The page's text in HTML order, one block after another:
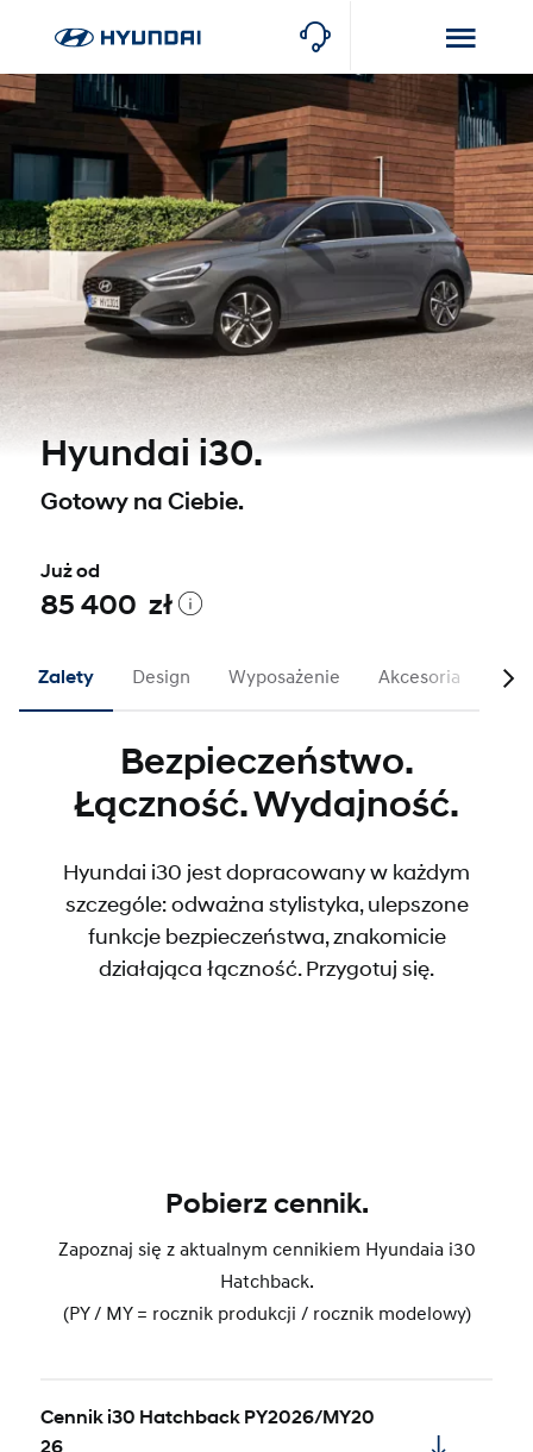
Hyundai i30.
Gotowy na Ciebie.
Już od
85 400 zł
Zalety Design Wyposażenie Akcesoria N
Bezpieczeństwo.
Łączność. Wydajność.
Hyundai i30 jest dopracowany w każdym
szczególe: odważna stylistyka, ulepszone
funkcje bezpieczeństwa, znakomicie
działająca łączność. Przygotuj się.
Pobierz cennik.
Zapoznaj się z aktualnym cennikiem Hyundaia i30
Hatchback.
(PY / MY = rocznik produkcji / rocznik modelowy)
Cennik i30 Hatchback PY2026/MY20
26